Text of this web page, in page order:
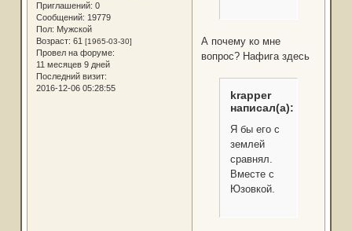
Приглашений: 0
Сообщений: 19779
Пол: Мужской
Возраст: 61 [1965-03-30]
Провел на форуме:
11 месяцев 9 дней
Последний визит:
2016-12-06 05:28:55
А почему ко мне
вопрос? Нафига здесь
krapper
написал(а):
Я бы его с
землей
сравнял.
Вместе с
Юзовкой.